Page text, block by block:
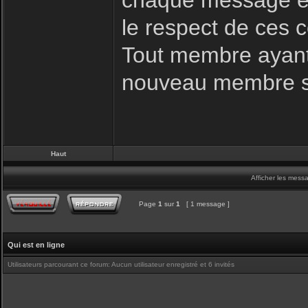
le respect de ces
Tout membre
nouveau membre
Haut
Afficher les
Page 1 sur 1 [ 1 message ]
Qui est en ligne
Utilisateurs parcourant ce forum: Aucun utilisateur enregistré et 6 invités